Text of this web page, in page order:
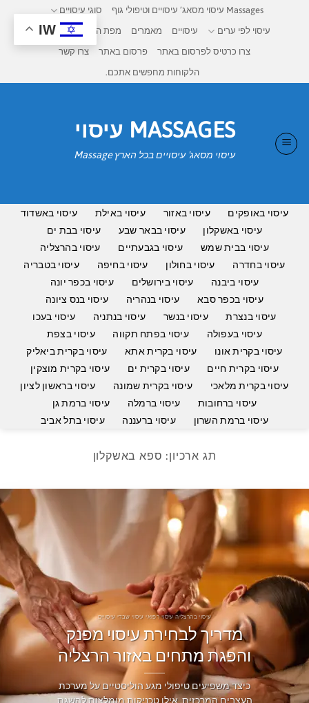
Massages עיסוי מסאג’ עיסויים וטיפולי גוף
סוגי עיסויים
עיסוי לפי ערים
עיסויים מאמרים
מפת העיסויים בישראל
צרו כרטיס לפרסום באתר
פרסום באתר
צרו קשר
הלקוחות מחפשים אתכם.
MASSAGES עיסוי
עיסוי מסאג' עיסויים בכל הארץ Massage
עיסוי באופקים עיסוי באזור עיסוי באילת
עיסוי באשדוד
עיסוי באשקלון
עיסוי בבאר שבע
עיסוי בבת ים
עיסוי בבית שמש
עיסוי בגבעתיים
עיסוי בהרצליה
עיסוי בחדרה
עיסוי בחולון עיסוי בחיפה
עיסוי בטבריה
עיסוי ביבנה
עיסוי בירושלים
עיסוי בכפר יונה
עיסוי בכפר סבא
עיסוי בנהריה
עיסוי בנס ציונה
עיסוי בנצרת
עיסוי בנשר עיסוי בנתניה
עיסוי בעכו
עיסוי בעפולה
עיסוי בפתח תקווה
עיסוי בצפת
עיסוי בקרית אונו
עיסוי בקרית אתא
עיסוי בקרית ביאליק
עיסוי בקרית חיים
עיסוי בקרית ים
עיסוי בקרית מוצקין
עיסוי בקרית מלאכי
עיסוי בקרית שמונה
עיסוי בראשון לציון
עיסוי ברחובות
עיסוי ברמלה
עיסוי ברמת גן
עיסוי ברמת השרון
עיסוי ברעננה עיסוי בתל אביב
תג ארכיון: ספא באשקלון
עיסוי בהרצליה עיסוי רפואי עיסוי שבדי עיסויים
מדריך לבחירת עיסוי מפנק
והפגת מתחים באזור הרצליה
כיצד משפיעים טיפולי מגע הוליסטיים על מערכת
העצבים המרכזית, אילו טכניקות מומלצות להשגת
IW